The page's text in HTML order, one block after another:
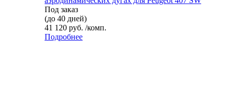
Под заказ
(до 40 дней)
41 120 руб. /комп.
Подробнее